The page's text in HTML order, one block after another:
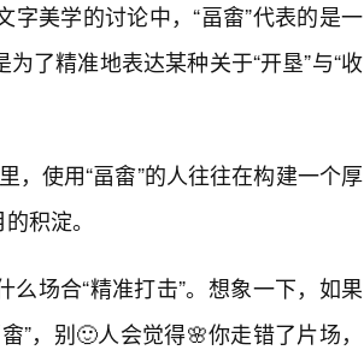
美学的讨论中，“畐畬”代表的是一
了精准地表达某种关于“开垦”与“收
，使用“畐畬”的人往往在构建一个厚
积淀。
场合“精准打击”。想象一下，如果
”，别🙂人会觉得🌸你走错了片场，